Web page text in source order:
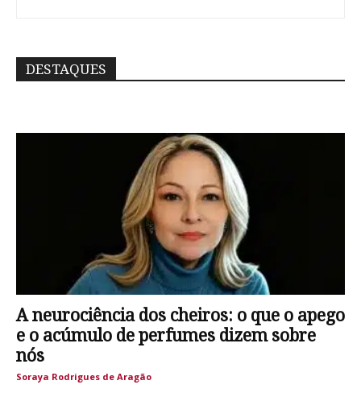
DESTAQUES
A neurociência dos cheiros: o que o apego
e o acúmulo de perfumes dizem sobre
nós
Soraya Rodrigues de Aragão